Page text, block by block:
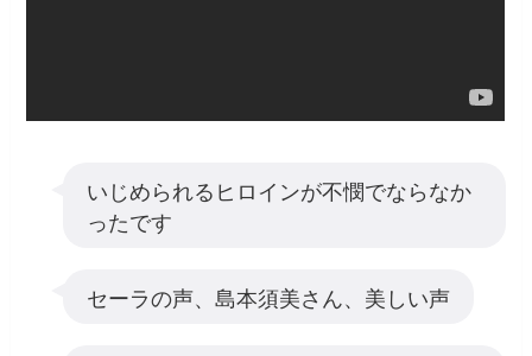
いじめられるヒロインが不憫でならなか
ったです
セーラの声、島本須美さん、美しい声